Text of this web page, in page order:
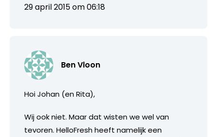
29 april 2015 om 06:18
Ben Vloon
Hoi Johan (en Rita),
Wij ook niet. Maar dat wisten we wel van
tevoren. HelloFresh heeft namelijk een